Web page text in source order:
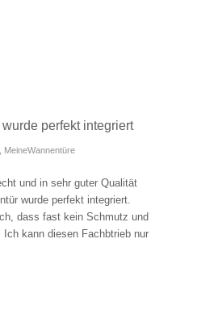
perfekt integriert
MeineWannentüre
und in sehr guter Qualität
wurde perfekt integriert.
dass fast kein Schmutz und
kann diesen Fachbtrieb nur